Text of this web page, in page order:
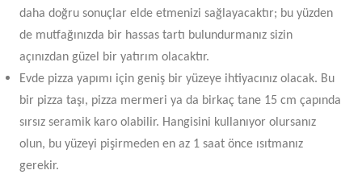
daha doğru sonuçlar elde etmenizi sağlayacaktır; bu yüzden
de mutfağınızda bir hassas tartı bulundurmanız sizin
açınızdan güzel bir yatırım olacaktır.
Evde pizza yapımı için geniş bir yüzeye ihtiyacınız olacak. Bu
bir pizza taşı, pizza mermeri ya da birkaç tane 15 cm çapında
sırsız seramik karo olabilir. Hangisini kullanıyor olursanız
olun, bu yüzeyi pişirmeden en az 1 saat önce ısıtmanız
gerekir.